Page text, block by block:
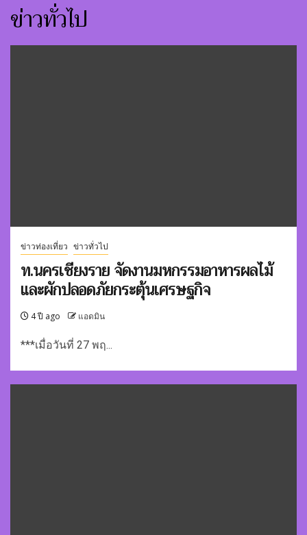
ข่าวทั่วไป
ข่าวท่องเที่ยว ข่าวทั่วไป
ท.นครเชียงราย จัดงานมหกรรมอาหารผลไม้
และผักปลอดภัยกระตุ้นเศรษฐกิจ
4 ปี ago แอดมิน
***เมื่อวันที่ 27 พฤ...